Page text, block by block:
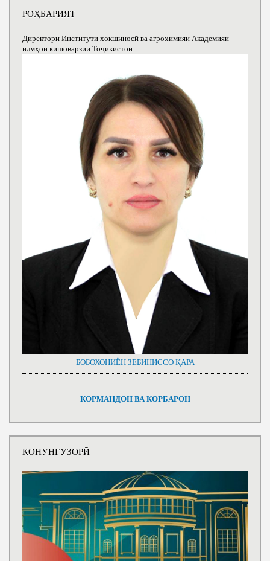
РОҲБАРИЯТ
Директори Институти хокшиносӣ ва агрохимияи Академияи
илмҳои кишоварзии Тоҷикистон
БОБОХОНИЁН ЗЕБИНИССО ҚАРА
КОРМАНДОН ВА КОРБАРОН
ҚОНУНГУЗОРӢ